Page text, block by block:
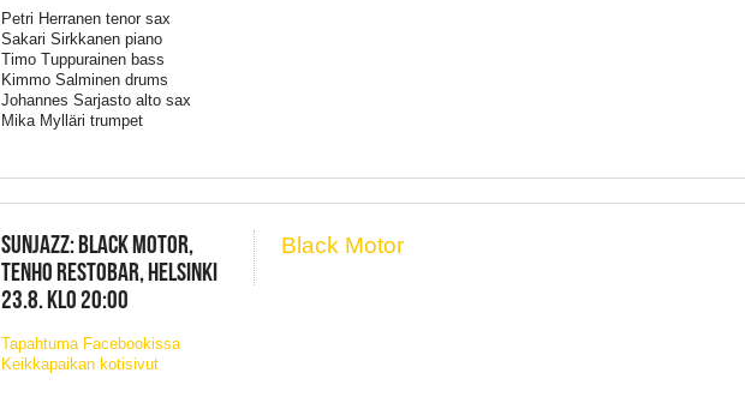
Petri Herranen tenor sax
Sakari Sirkkanen piano
Timo Tuppurainen bass
Kimmo Salminen drums
Johannes Sarjasto alto sax
Mika Mylläri trumpet
SUNJAZZ: BLACK MOTOR,
TENHO RESTOBAR, HELSINKI
23.8. KLO 20:00
Tapahtuma Facebookissa
Keikkapaikan kotisivut
Black Motor